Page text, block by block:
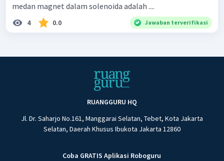
medan magnet dalam solenoida adalah ....
4 0.0 Jawaban terverifikasi
RUANGGURU HQ
Jl. Dr. Saharjo No.161, Manggarai Selatan, Tebet, Kota Jakarta
Selatan, Daerah Khusus Ibukota Jakarta 12860
Coba GRATIS Aplikasi Roboguru